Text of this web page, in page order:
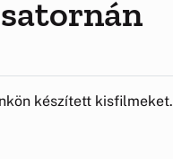
készített kisfilmeket.